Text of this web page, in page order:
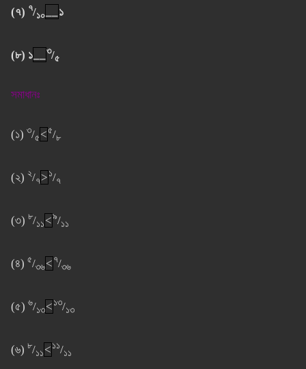
(৭) ৭/১০ ১
(৮) ১ ৩/৫
সমাধানঃ
(১) ৩/৫<৫/৮
(২) ২/৭>১/৭
(৩) ৮/১১<৯/১১
(৪) ৫/৩৬<৭/৩৬
(৫) ৬/১৩<১৩/১৩
(৬) ৮/১১<১১/১১